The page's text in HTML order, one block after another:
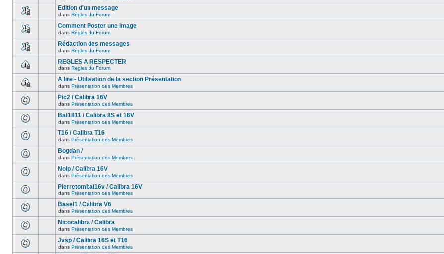
Edition d'un message
dans Règles du Forum
Comment Poster une image
dans Règles du Forum
Rédaction des messages
dans Règles du Forum
REGLES A RESPECTER
dans Règles du Forum
A lire - Utilisation de la section Présentation
dans Présentation des Membres
Pic2 / Calibra 16V
dans Présentation des Membres
Bat1811 / Calibra 8S et 16V
dans Présentation des Membres
T16 / Calibra T16
dans Présentation des Membres
Bogdan /
dans Présentation des Membres
Nolp / Calibra 16V
dans Présentation des Membres
Pierretombal16v / Calibra 16V
dans Présentation des Membres
Basel1 / Calibra V6
dans Présentation des Membres
Nicocalibra / Calibra
dans Présentation des Membres
Jvsp / Calibra 16S et T16
dans Présentation des Membres